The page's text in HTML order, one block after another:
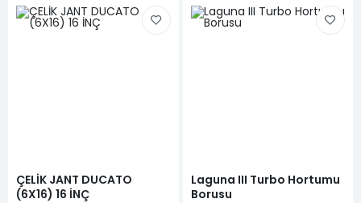
ÇELİK JANT DUCATO
(6X16) 16 İNÇ
Laguna III Turbo Hortumu
Borusu